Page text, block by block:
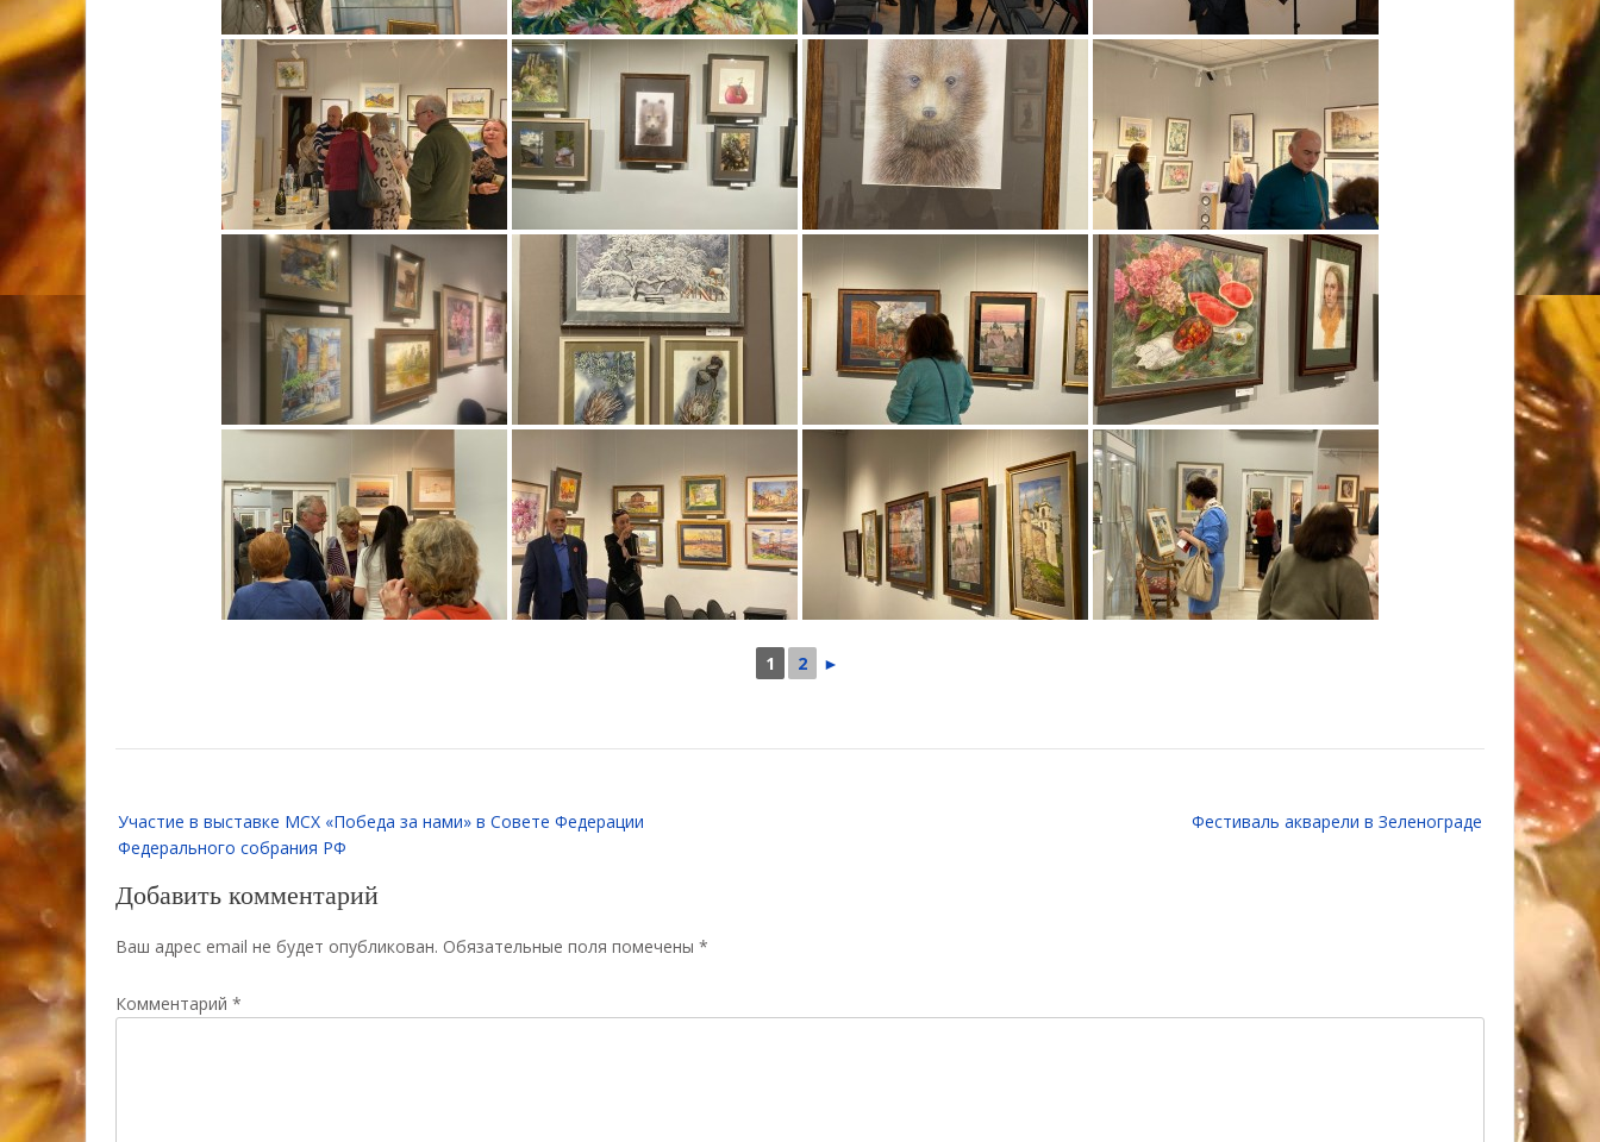
1 2 ►
по
записям
Участие в выставке МСХ «Победа за нами» в Совете Федерации
Федерального собрания РФ
Фестиваль акварели в Зеленограде
Добавить комментарий
Ваш адрес email не будет опубликован. Обязательные поля помечены *
Комментарий *